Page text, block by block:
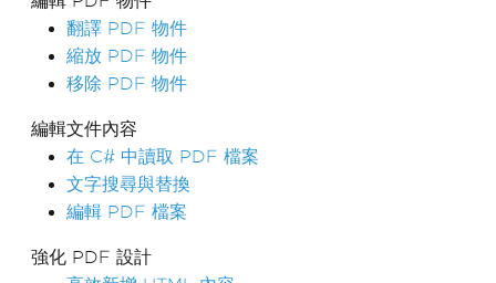
翻譯 PDF 物件
縮放 PDF 物件
移除 PDF 物件
編輯文件內容
在 C# 中讀取 PDF 檔案
文字搜尋與替換
編輯 PDF 檔案
強化 PDF 設計